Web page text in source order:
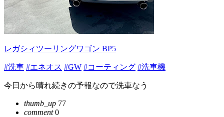
レガシィツーリングワゴン BP5
#洗車 #エネオス #GW #コーティング #洗車機
今日から晴れ続きの予報なので洗車なう
thumb_up 77
comment0